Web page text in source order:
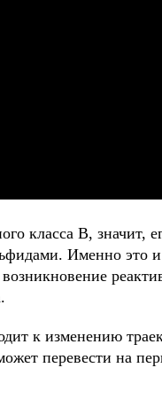
класса B, значит,
Именно это
к изменению
перевести на